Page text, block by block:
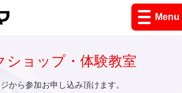
Menu
ショップ・体験教室
から参加お申し込み頂けます。